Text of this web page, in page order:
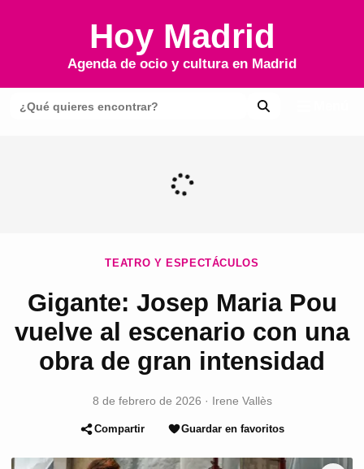
Hoy Madrid
Agenda de ocio y cultura en Madrid
TEATRO Y ESPECTÁCULOS
Gigante: Josep Maria Pou
vuelve al escenario con una
obra de gran intensidad
8 de febrero de 2026 · Irene Vallès
Compartir Guardar en favoritos